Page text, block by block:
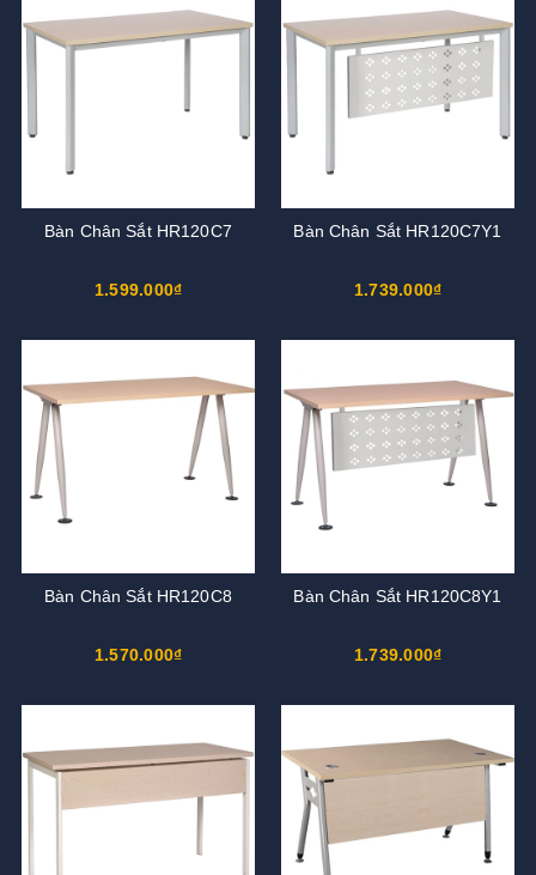
Bàn Chân Sắt HR120C7
1.599.000₫
Bàn Chân Sắt HR120C7Y1
1.739.000₫
Bàn Chân Sắt HR120C8
1.570.000₫
Bàn Chân Sắt HR120C8Y1
1.739.000₫